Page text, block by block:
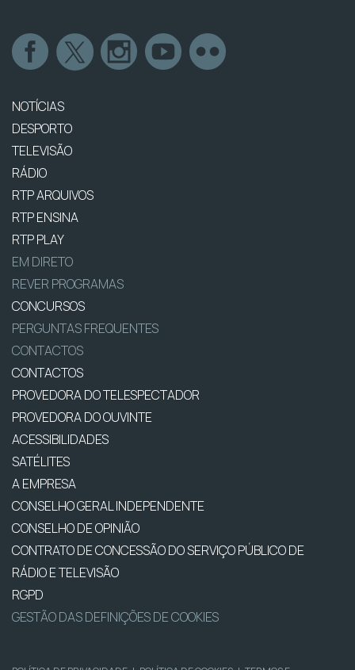
NOTÍCIAS
DESPORTO
TELEVISÃO
RÁDIO
RTP ARQUIVOS
RTP ENSINA
RTP PLAY
EM DIRETO
REVER PROGRAMAS
CONCURSOS
PERGUNTAS FREQUENTES
CONTACTOS
CONTACTOS
PROVEDORA DO TELESPECTADOR
PROVEDORA DO OUVINTE
ACESSIBILIDADES
SATÉLITES
A EMPRESA
CONSELHO GERAL INDEPENDENTE
CONSELHO DE OPINIÃO
CONTRATO DE CONCESSÃO DO SERVIÇO PÚBLICO DE
RÁDIO E TELEVISÃO
RGPD
GESTÃO DAS DEFINIÇÕES DE COOKIES